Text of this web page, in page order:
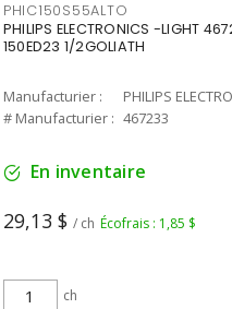
PHIC150S55ALTO
PHILIPS ELECTRONICS -LIGHT
150ED23 1/2GOLIATH
Manufacturier :
PHILIPS
# Manufacturier : 467233
En inventaire
29,13 $ / ch Écofrais : 1,85 $
ch